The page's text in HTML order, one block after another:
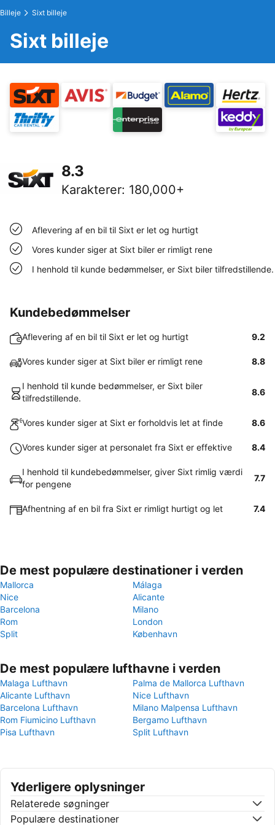
Billeje Sixt billeje
Sixt billeje
8.3
Karakterer: 180,000+
Aflevering af en bil til Sixt er let og hurtigt
Vores kunder siger at Sixt biler er rimligt rene
I henhold til kunde bedømmelser, er Sixt biler tilfredstillende.
Kundebedømmelser
Aflevering af en bil til Sixt er let og hurtigt 9.2
Vores kunder siger at Sixt biler er rimligt rene 8.8
I henhold til kunde bedømmelser, er Sixt biler
tilfredstillende.
8.6
Vores kunder siger at Sixt er forholdvis let at finde 8.6
Vores kunder siger at personalet fra Sixt er effektive 8.4
I henhold til kundebedømmelser, giver Sixt rimlig værdi
for pengene
7.7
Afhentning af en bil fra Sixt er rimligt hurtigt og let 7.4
De mest populære destinationer i verden
Mallorca
Málaga
Nice
Alicante
Barcelona
Milano
Rom
London
Split
København
De mest populære lufthavne i verden
Malaga Lufthavn
Palma de Mallorca Lufthavn
Alicante Lufthavn
Nice Lufthavn
Barcelona Lufthavn
Milano Malpensa Lufthavn
Rom Fiumicino Lufthavn
Bergamo Lufthavn
Pisa Lufthavn
Split Lufthavn
Yderligere oplysninger
Relaterede søgninger
Populære destinationer